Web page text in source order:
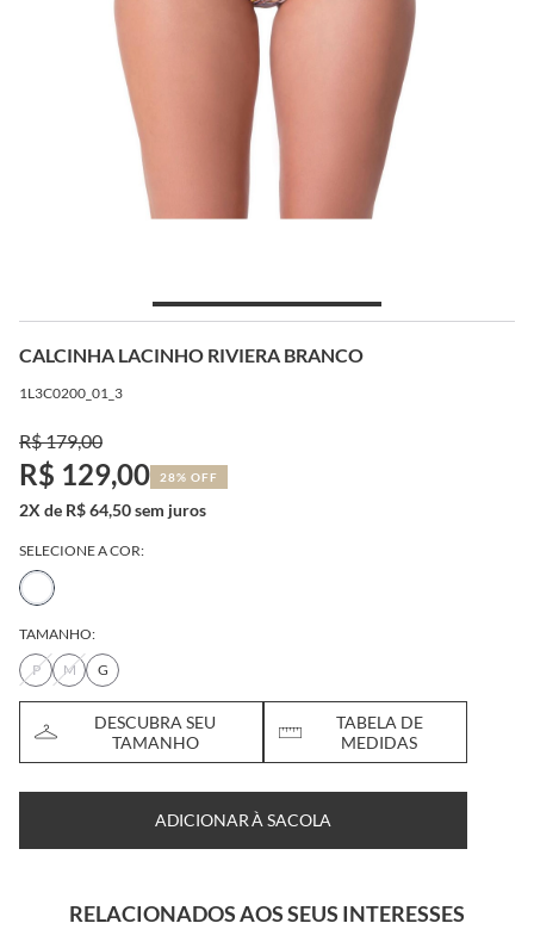
CALCINHA LACINHO RIVIERA BRANCO
1L3C0200_01_3
R$ 179,00
R$ 129,00 28% OFF
2X de R$ 64,50 sem juros
SELECIONE A COR:
TAMANHO:
P
M G
DESCUBRA SEU
TAMANHO
TABELA DE
MEDIDAS
ADICIONAR À SACOLA
RELACIONADOS AOS SEUS INTERESSES